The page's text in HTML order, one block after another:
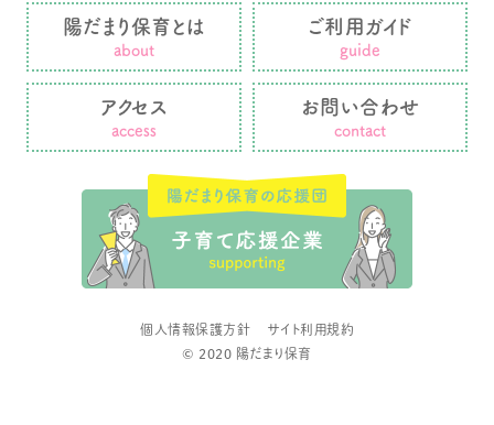
陽だまり保育とは
about
ご利用ガイド
guide
アクセス
access
お問い合わせ
contact
個人情報保護方針
サイト利用規約
© 2020 陽だまり保育